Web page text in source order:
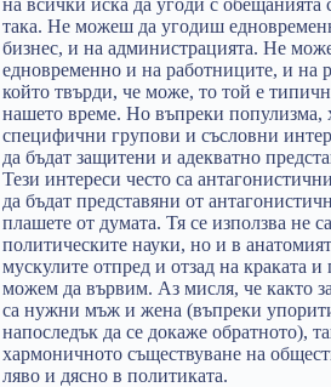
на всички иска да угоди с обещанията
така. Не можеш да угодиш
бизнес, и на администрацията. Не
едновременно и на работниците, и на
който твърди, че може, то той е
нашето време. Но въпреки популизма,
специфични групови и съсловни
да бъдат защитени и адекватно
Тези интереси често са
да бъдат представяни от
плашете от думата. Тя се използва не
политическите науки, но и в
мускулите отпред и отзад на краката
можем да вървим. Аз мисля, че както
са нужни мъж и жена (въпреки
напоследък да се докаже обратното),
хармоничното съществуване на
ляво и дясно в политиката.